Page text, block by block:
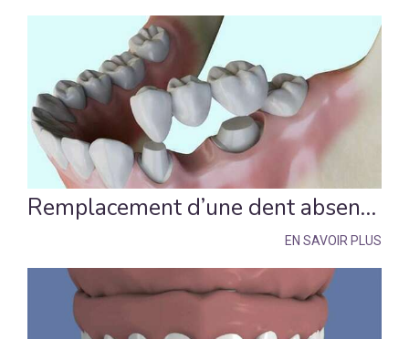
Remplacement d’une dent absente par un bridge
EN SAVOIR PLUS